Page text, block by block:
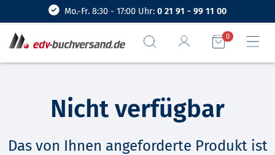
Mo.-Fr. 8:30 - 17:00 Uhr: 0 21 91 - 99 11 00
0
Nicht verfügbar
Das von Ihnen angeforderte Produkt ist